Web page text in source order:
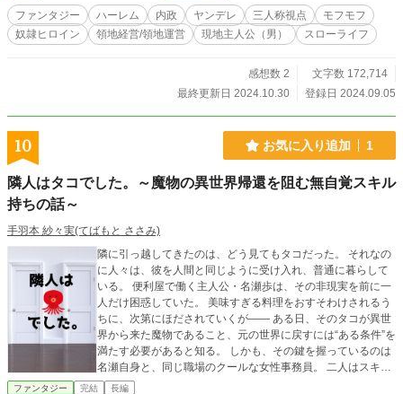
ンは、その解決策をすでに見出していた。 それは世界中で物のように扱われる
奴隷の姿を見て、思い至った。 『たった金貨数枚で売られているこの者達が、
まともな教育を受けて、知性と教養を手にしたのならば、一体いくら稼ぐ人間に
これは適性が『教育者』の元騎士が、奴隷を教育して男爵領を改革するお話。そ
愛される模様。 ※三人称視点です。いずれもふもふが出てきます。基本的には
ラブコメ調ですが、伏線がそれなりにあるので、カタルシスを感じてくれると嬉
しいです。
ファンタジー ハーレム 内政 ヤンデレ 三人称視点
モフモフ
奴隷ヒロイン
領地経営/領地運営 現地主人公（男） スローライフ
感想数 2
文字数 172,714
最終更新日 2024.10.30
登録日 2024.09.05
10 お気に入り追加 1
隣人はタコでした。～魔物の異世界帰還を阻む無自覚スキル
持ちの話～
手羽本 紗々実(てばもと ささみ)
隣に引っ越してきたのは、どう見てもタコだった。 それなの
に人々は、彼を人間と同じように受け入れ、普通に暮らして
いる。 便利屋で働く主人公・名瀬歩は、その非現実を前に一
人だけ困惑していた。 美味すぎる料理をおすそわけされるう
ちに、次第にほだされていくが―― ある日、そのタコが異世
界から来た魔物であること、元の世界に戻すには“ある条件”を
満たす必要があると知る。 しかも、その鍵を握っているのは
名瀬自身と、同じ職場のクールな女性事務員。 二人はスキル
が干渉し合う“対”の関係らしい。 勘違いが勘違いを呼び、つ
ファンタジー 完結 長編